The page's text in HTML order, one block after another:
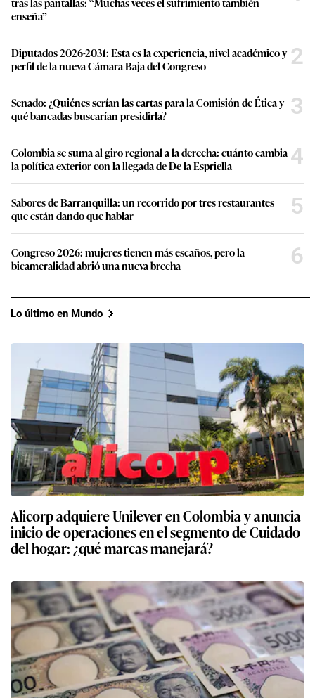
enseña”
Diputados 2026-2031: Esta es la experiencia, nivel académico y
perfil de la nueva Cámara Baja del Congreso
2
Senado: ¿Quiénes serían las cartas para la Comisión de Ética y
qué bancadas buscarían presidirla?
3
Colombia se suma al giro regional a la derecha: cuánto cambia
la política exterior con la llegada de De la Espriella
4
Sabores de Barranquilla: un recorrido por tres restaurantes
que están dando que hablar
5
Congreso 2026: mujeres tienen más escaños, pero la
bicameralidad abrió una nueva brecha
6
Lo último en Mundo
Alicorp adquiere Unilever en Colombia y anuncia
inicio de operaciones en el segmento de Cuidado
del hogar: ¿qué marcas manejará?